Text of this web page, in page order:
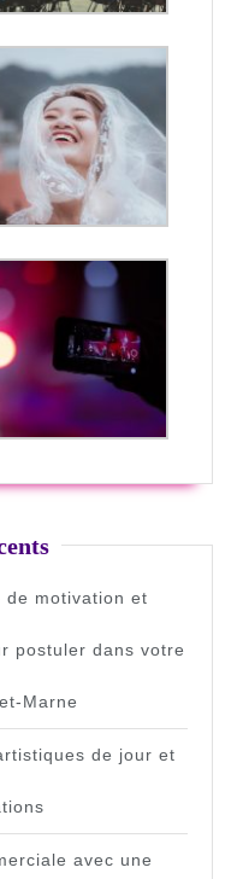
de motivation et
postuler dans votre
Marne
de jour et
avec une